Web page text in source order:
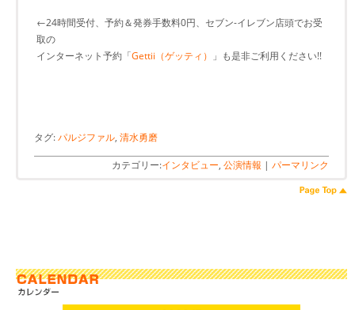
←24時間受付、予約＆発券手数料0円、セブン-イレブン店頭でお受
取の
インターネット予約「Gettii（ゲッティ） 」も是非ご利用ください!!
タグ:パルジファル, 清水勇磨
カテゴリー:インタビュー, 公演情報 | パーマリンク